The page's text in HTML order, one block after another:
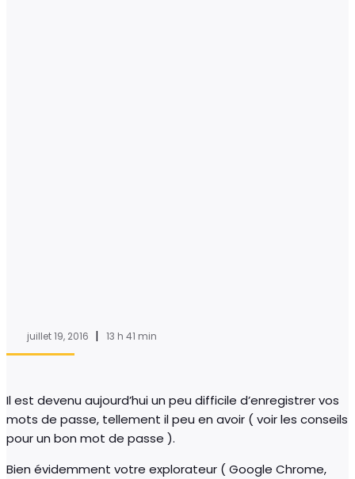
juillet 19, 2016 | 13 h 41 min
Il est devenu aujourd’hui un peu difficile d’enregistrer vos
mots de passe, tellement il peu en avoir ( voir les conseils
pour un bon mot de passe ).
Bien évidemment votre explorateur ( Google Chrome,